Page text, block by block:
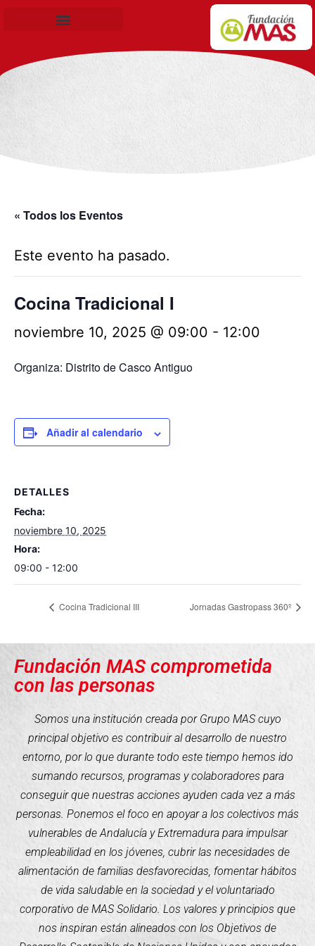
« Todos los Eventos
Este evento ha pasado.
Cocina Tradicional I
noviembre 10, 2025 @ 09:00 - 12:00
Organiza: Distrito de Casco Antiguo
Añadir al calendario
DETALLES
Fecha:
noviembre 10, 2025
Hora:
09:00 - 12:00
Cocina Tradicional III Jornadas Gastropass 360º
Fundación MAS comprometida
con las personas
Somos una institución creada por Grupo MAS cuyo
principal objetivo es contribuir al desarrollo de nuestro
entorno, por lo que durante todo este tiempo hemos ido
sumando recursos, programas y colaboradores para
conseguir que nuestras acciones ayuden cada vez a más
personas. Ponemos el foco en apoyar a los colectivos más
vulnerables de Andalucía y Extremadura para impulsar
empleabilidad en los jóvenes, cubrir las necesidades de
alimentación de familias desfavorecidas, fomentar hábitos
de vida saludable en la sociedad y el voluntariado
corporativo de MAS Solidario. Los valores y principios que
nos inspiran están alineados con los Objetivos de